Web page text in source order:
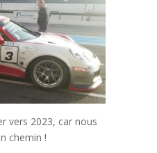
vers 2023, car nous
chemin !